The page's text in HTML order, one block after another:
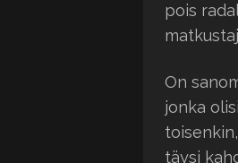
pois
On
jonka
täysi